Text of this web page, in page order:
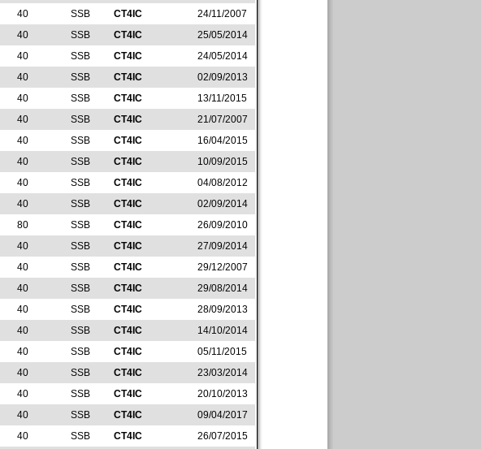
40 SSB CT4IC
24/11/2007
40 SSB CT4IC
25/05/2014
40 SSB CT4IC
24/05/2014
40 SSB CT4IC
02/09/2013
40 SSB CT4IC
13/11/2015
40 SSB CT4IC
21/07/2007
40 SSB CT4IC
16/04/2015
40 SSB CT4IC
10/09/2015
40 SSB CT4IC
04/08/2012
40 SSB CT4IC
02/09/2014
80 SSB CT4IC
26/09/2010
40 SSB CT4IC
27/09/2014
40 SSB CT4IC
29/12/2007
40 SSB CT4IC
29/08/2014
40 SSB CT4IC
28/09/2013
40 SSB CT4IC
14/10/2014
40 SSB CT4IC
05/11/2015
40 SSB CT4IC
23/03/2014
40 SSB CT4IC
20/10/2013
40 SSB CT4IC
09/04/2017
40 SSB CT4IC
26/07/2015